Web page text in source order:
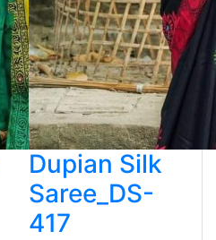
Dupian Silk
Saree_DS-
417